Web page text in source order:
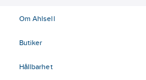
Om Ahlsell
Butiker
Hållbarhet